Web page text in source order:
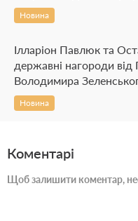
Новина
Ілларіон Павлюк та
державні нагороди від
Володимира
Новина
Коментарі
Щоб залишити коментар,